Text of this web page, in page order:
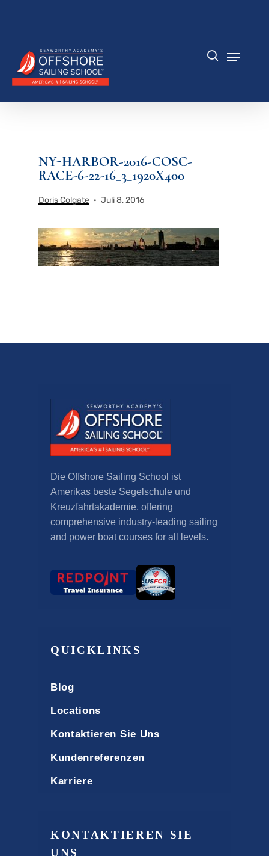
NY-HARBOR-2016-COSC-
RACE-6-22-16_3_1920X400
Doris Colgate Juli 8, 2016
Die Offshore Sailing School ist
Amerikas beste Segelschule und
Kreuzfahrtakademie, offering
comprehensive industry-leading sailing
and power boat courses for all levels.
QUICKLINKS
Blog
Locations
Kontaktieren Sie Uns
Kundenreferenzen
Karriere
KONTAKTIEREN SIE
UNS